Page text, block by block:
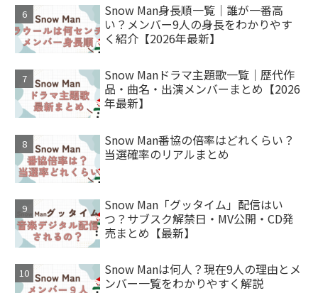
Snow Man身長順一覧｜誰が一番高
い？メンバー9人の身長をわかりやす
く紹介【2026年最新】
Snow Manドラマ主題歌一覧｜歴代作
品・曲名・出演メンバーまとめ【2026
年最新】
Snow Man番協の倍率はどれくらい？
当選確率のリアルまとめ
Snow Man「グッタイム」配信はい
つ？サブスク解禁日・MV公開・CD発
売まとめ【最新】
Snow Manは何人？現在9人の理由とメ
ンバー一覧をわかりやすく解説